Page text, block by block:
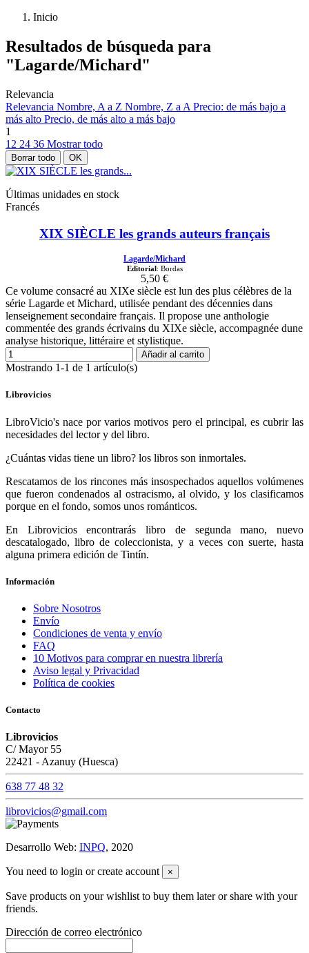
Inicio
Resultados de búsqueda para
"Lagarde/Michard"
Relevancia
Relevancia Nombre, A a Z Nombre, Z a A Precio: de más bajo a
más alto Precio, de más alto a más bajo
1
12 24 36 Mostrar todo
Borrar todo OK
Últimas unidades en stock
Francés
XIX SIÈCLE les grands auteurs français
Lagarde/Michard
Editorial : Bordas
5,50 €
Ce volume consacré au XIXe siècle est lun des plus célèbres de la
série Lagarde et Michard, utilisée pendant des décennies dans
lenseignement secondaire français. Il propose une anthologie
commentée des grands écrivains du XIXe siècle, accompagnée dune
analyse historique, littéraire et stylistique.
Añadir al carrito
Mostrando 1-1 de 1 artículo(s)
Librovicios
LibroVicio's nace por varios motivos pero el principal, es cubrir las
necesidades del lector y del libro.
¿Cuántas vidas tiene un libro? los libros son inmortales.
Rescatamos de los rincones más insospechados aquellos volúmenes
que fueron condenados al ostracismo, al olvido, y los clasificamos
porque en el fondo, somos unos románticos.
En Librovicios encontrarás libro de segunda mano, nuevo
descatalogado, libro de coleccionista, y a veces con suerte, hasta
alguna primera edición de Tintín.
Información
Sobre Nosotros
Envío
Condiciones de venta y envío
FAQ
10 Motivos para comprar en nuestra librería
Aviso legal y Privacidad
Política de cookies
Contacto
Librovicios
C/ Mayor 55
22421 - Azanuy (Huesca)
638 77 48 32
librovicios@gmail.com
Desarrollo Web: INPQ, 2020
You need to login or create account ×
Save products on your wishlist to buy them later or share with your
friends.
Dirección de correo electrónico